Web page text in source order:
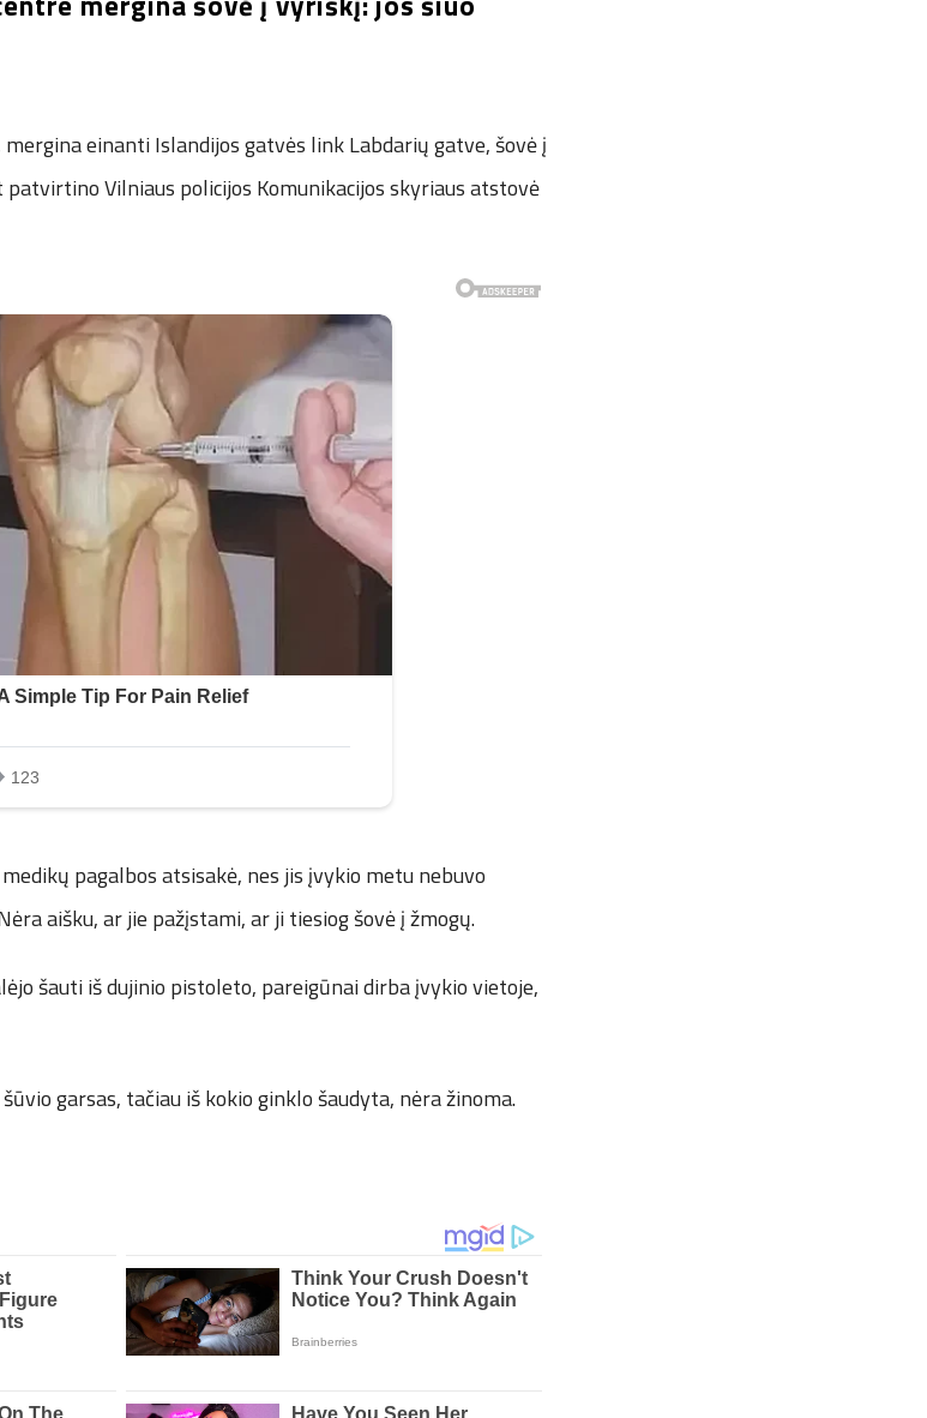
einanti Islandijos gatvės link Labdarių gatve, šovė į
Vilniaus policijos Komunikacijos skyriaus atstovė
pagalbos atsisakė, nes jis įvykio metu nebuvo
aišku, ar jie pažįstami, ar ji tiesiog šovė į žmogų.
šauti iš dujinio pistoleto, pareigūnai dirba įvykio vietoje,
garsas, tačiau iš kokio ginklo šaudyta, nėra žinoma.